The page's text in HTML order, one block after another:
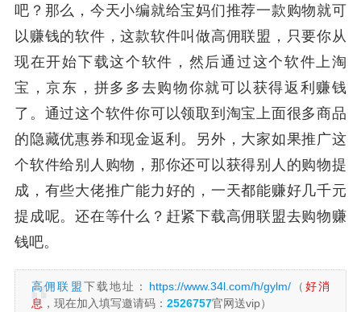
吧？那么，今天小编就给宝妈们推荐一款购物就可
以赚钱的软件，这款软件叫做高佣联盟，只要你从
现在开始下载这个软件，然后通过这个软件上淘
宝，京东，拼多多去购物你就可以获得返利赚钱
了。通过这个软件你可以领取到淘宝上面很多商品
的隐藏优惠券和现金返利。另外，大家如果推广这
个软件给别人购物，那你还可以获得别人的购物提
成，有些大佬推广能力好的，一天都能赚好几千元
提成呢。还在等什么？赶紧下载高佣联盟去购物赚
钱吧。
高佣联盟下载地址： https://www.34l.com/h/gylm/（ 好消
息 ，现在加入填写邀请码： 2526757官网送vip）